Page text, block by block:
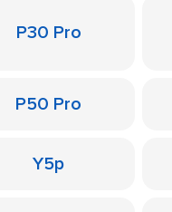
P30 Pro
P50 Pro
Y5p